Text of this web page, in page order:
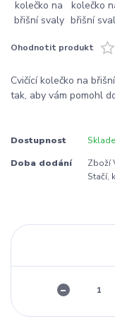
Ohodnotit produkt
Cvičící kolečko na
tak, aby vám pomohl
Dostupnost
Doba dodání
Zboží
Stačí,